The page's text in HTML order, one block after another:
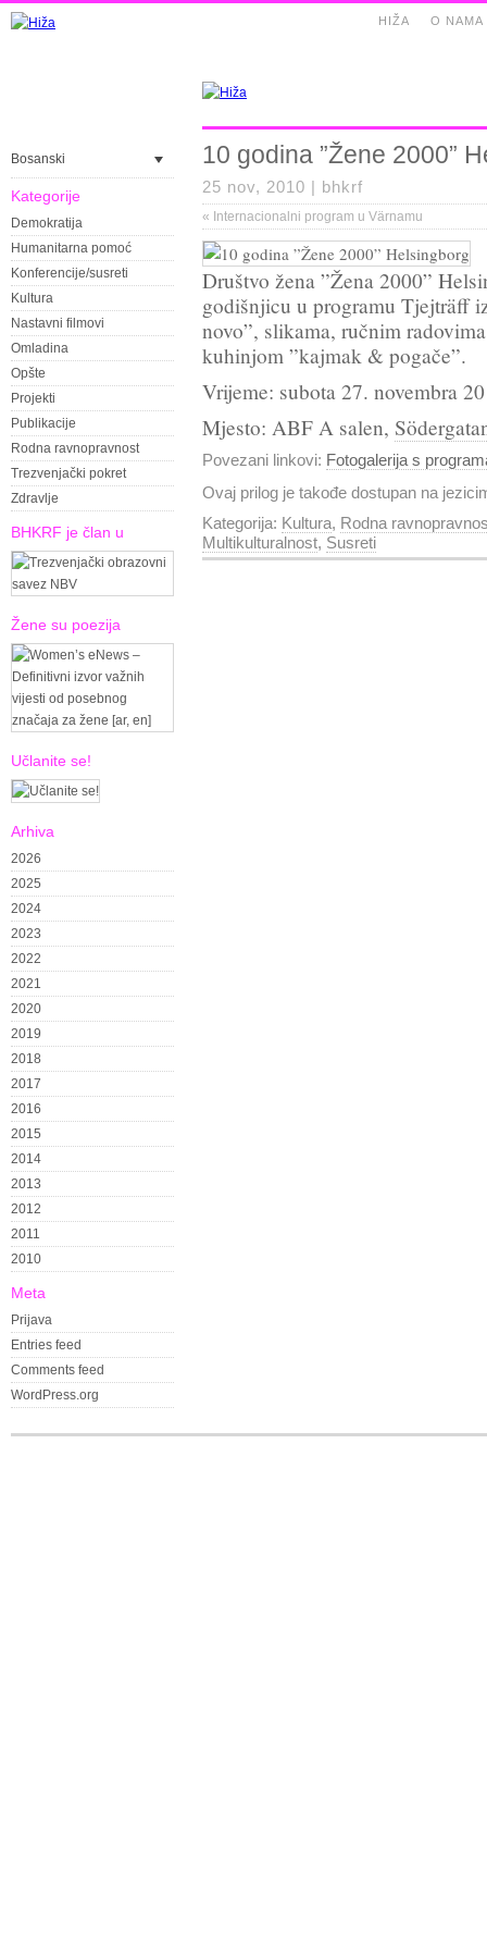
O NAMA
HIŽA
Bosanski
Kategorije
Demokratija
Humanitarna pomoć
Konferencije/susreti
Kultura
Nastavni filmovi
Omladina
Opšte
Projekti
Publikacije
Rodna ravnopravnost
Trezvenjački pokret
Zdravlje
BHKRF je član u
Žene su poezija
Učlanite se!
Arhiva
2026
2025
2024
2023
2022
2021
2020
2019
2018
2017
2016
2015
2014
2013
2012
2011
2010
Meta
Prijava
Entries feed
Comments feed
WordPress.org
10 godina ”Žene 2000”
25 nov, 2010 | bhkrf
« Internacionalni program u Värnamu
Društvo žena ”Žena 2000”
godišnjicu u programu Tjejträff
novo”, slikama, ručnim
kuhinjom ”kajmak & pogače”.
Vrijeme: subota 27. novembra
Mjesto: ABF A salen,
Povezani linkovi: Fotogalerija s
Ovaj prilog je takođe dostupan na
Kategorija: Kultura, Rodna
Multikulturalnost, Susreti